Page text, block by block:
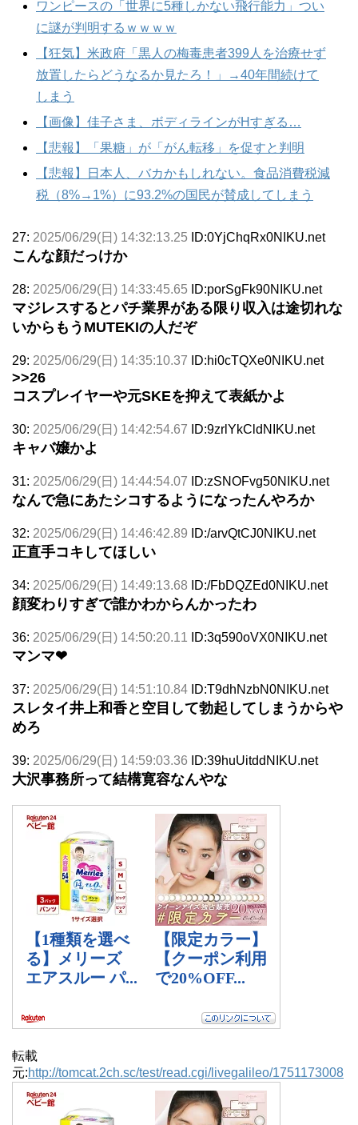
ワンピースの「世界に5種しかない飛行能力」つい
に謎が判明するｗｗｗｗ
【狂気】米政府「黒人の梅毒患者399人を治療せず
放置したらどうなるか見たろ！」→40年間続けて
しまう
【画像】佳子さま、ボディラインがHすぎる…
【悲報】「果糖」が「がん転移」を促すと判明
【悲報】日本人、バカかもしれない。食品消費税減
税（8%→1%）に93.2%の国民が賛成してしまう
27: 2025/06/29(日) 14:32:13.25 ID:0YjChqRx0NIKU.net
こんな顔だっけか
28: 2025/06/29(日) 14:33:45.65 ID:porSgFk90NIKU.net
マジレスするとパチ業界がある限り収入は途切れな
いからもうMUTEKIの人だぞ
29: 2025/06/29(日) 14:35:10.37 ID:hi0cTQXe0NIKU.net
>>26
コスプレイヤーや元SKEを抑えて表紙かよ
30: 2025/06/29(日) 14:42:54.67 ID:9zrlYkCldNIKU.net
キャバ嬢かよ
31: 2025/06/29(日) 14:44:54.07 ID:zSNOFvg50NIKU.net
なんで急にあたシコするようになったんやろか
32: 2025/06/29(日) 14:46:42.89 ID:/arvQtCJ0NIKU.net
正直手コキしてほしい
34: 2025/06/29(日) 14:49:13.68 ID:/FbDQZEd0NIKU.net
顔変わりすぎで誰かわからんかったわ
36: 2025/06/29(日) 14:50:20.11 ID:3q590oVX0NIKU.net
マンマ❤
37: 2025/06/29(日) 14:51:10.84 ID:T9dhNzbN0NIKU.net
スレタイ井上和香と空目して勃起してしまうからや
めろ
39: 2025/06/29(日) 14:59:03.36 ID:39huUitddNIKU.net
大沢事務所って結構寛容なんやな
転載
元:http://tomcat.2ch.sc/test/read.cgi/livegalileo/1751173008